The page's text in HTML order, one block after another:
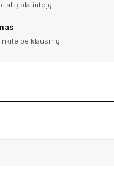
platintojų
be klausimų